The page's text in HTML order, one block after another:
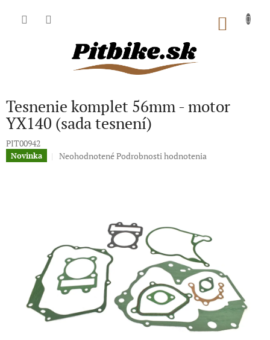
Tesnenie komplet 56mm - motor
YX140 (sada tesnení)
PIT00942
Novinka
Priemerné
NeohodnotenéPodrobnosti hodnotenia